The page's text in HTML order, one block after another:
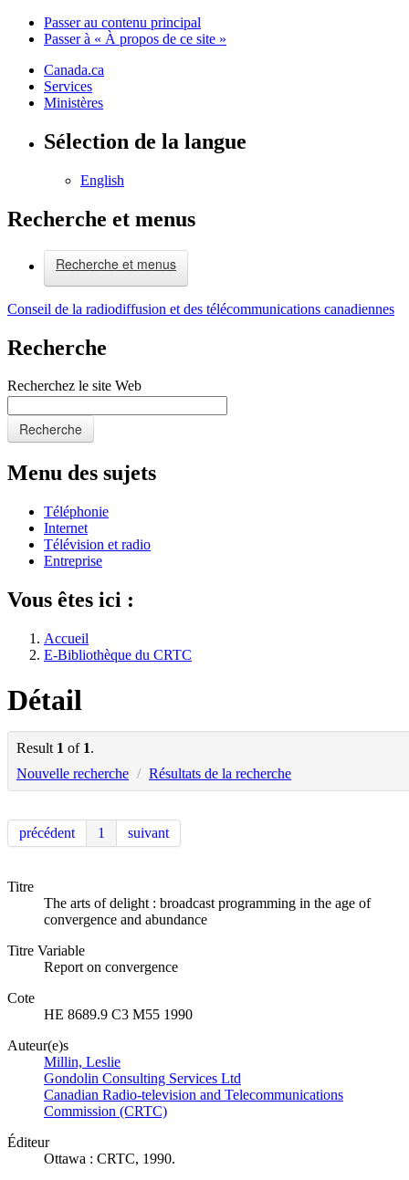
Passer au contenu principal
Passer à « À propos de ce site »
Canada.ca
Services
Ministères
Sélection de la langue
English
Recherche et menus
Recherche et menus
Conseil de la radiodiffusion et des télécommunications canadiennes
Recherche
Recherchez le site Web
Recherche
Menu des sujets
Téléphonie
Internet
Télévision et radio
Entreprise
Vous êtes ici :
Accueil
E-Bibliothèque du CRTC
Détail
Result 1 of 1.
Nouvelle recherche / Résultats de la recherche
précédent 1 suivant
Titre
The arts of delight : broadcast programming in the age of
convergence and abundance
Titre Variable
Report on convergence
Cote
HE 8689.9 C3 M55 1990
Auteur(e)s
Millin, Leslie
Gondolin Consulting Services Ltd
Canadian Radio-television and Telecommunications
Commission (CRTC)
Éditeur
Ottawa : CRTC, 1990.